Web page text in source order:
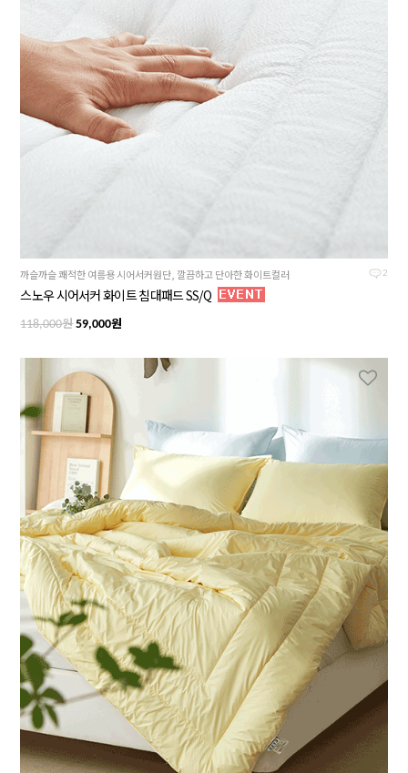
2
까슬까슬 쾌적한 여름용 시어서커원단, 깔끔하고 단아한 화이트컬러
스노우 시어서커 화이트 침대패드 SS/Q
118,000원59,000원